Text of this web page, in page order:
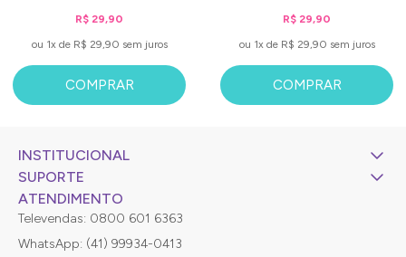
R$ 29,90
ou 1x de R$ 29,90 sem juros
COMPRAR
R$ 29,90
ou 1x de R$ 29,90 sem juros
COMPRAR
INSTITUCIONAL
SUPORTE
ATENDIMENTO
Televendas: 0800 601 6363
WhatsApp: (41) 99934-0413